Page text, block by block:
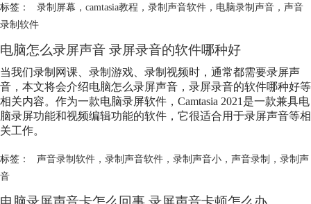
标签： 录制屏幕 ， camtasia教程 ， 录制声音软件， 电脑录制声音， 声音
录制软件
电脑怎么录屏声音 录屏录音的软件哪种好
当我们录制网课、录制游戏、录制视频时，通常都需要录屏声
音，本文将会介绍电脑怎么录屏声音，录屏录音的软件哪种好等
相关内容。作为一款电脑录屏软件，Camtasia 2021是一款兼具电
脑录屏功能和视频编辑功能的软件，它很适合用于录屏声音等相
关工作。
标签： 声音录制软件， 录制声音软件， 录制声音小， 声音录制 ， 录制声
音